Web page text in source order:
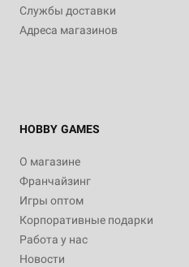
Службы доставки
Адреса магазинов
HOBBY GAMES
О магазине
Франчайзинг
Игры оптом
Корпоративные подарки
Работа у нас
Новости